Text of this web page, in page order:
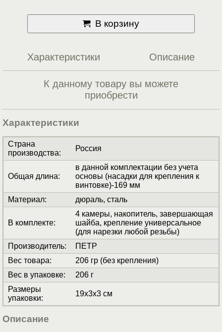
В корзину
Характеристики Описание
К данному товару вы можете
приобрести
Характеристики
Страна
производства:
Россия
Общая длина:
в данной комплектации без учета
основы (насадки для крепления к
винтовке)-169 мм
Материал: дюраль, сталь
В комплекте:
4 камеры, накопитель, завершающая
шайба, крепление универсальное
(для нарезки любой резьбы)
Производитель:
ПЕТР
Вес товара:
206 гр (без крепления)
Вес в упаковке:
206 г
Размеры
упаковки:
19x3x3 см
Описание